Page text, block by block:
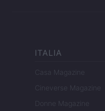
ITALIA
Casa Magazine
Cineverse Magazine
Donne Magazine